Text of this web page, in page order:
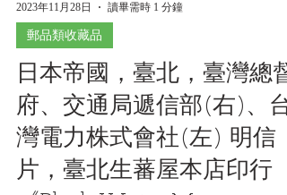
2023年11月28日 讀畢需時 1 分鐘
郵品類收藏品
日本帝國，臺北，臺灣總督
府、交通局遞信部(右)、台
灣電力株式會社(左) 明信